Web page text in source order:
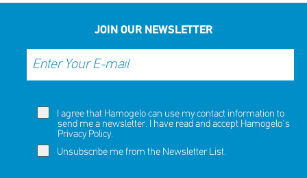
JOIN OUR NEWSLETTER
I agree that Hamogelo can use my contact information to
send me a newsletter. I have read and accept Hamogelo's
Privacy Policy.
Unsubscribe me from the Newsletter List.